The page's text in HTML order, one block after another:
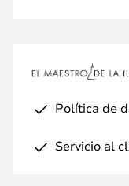
Política de
Servicio al